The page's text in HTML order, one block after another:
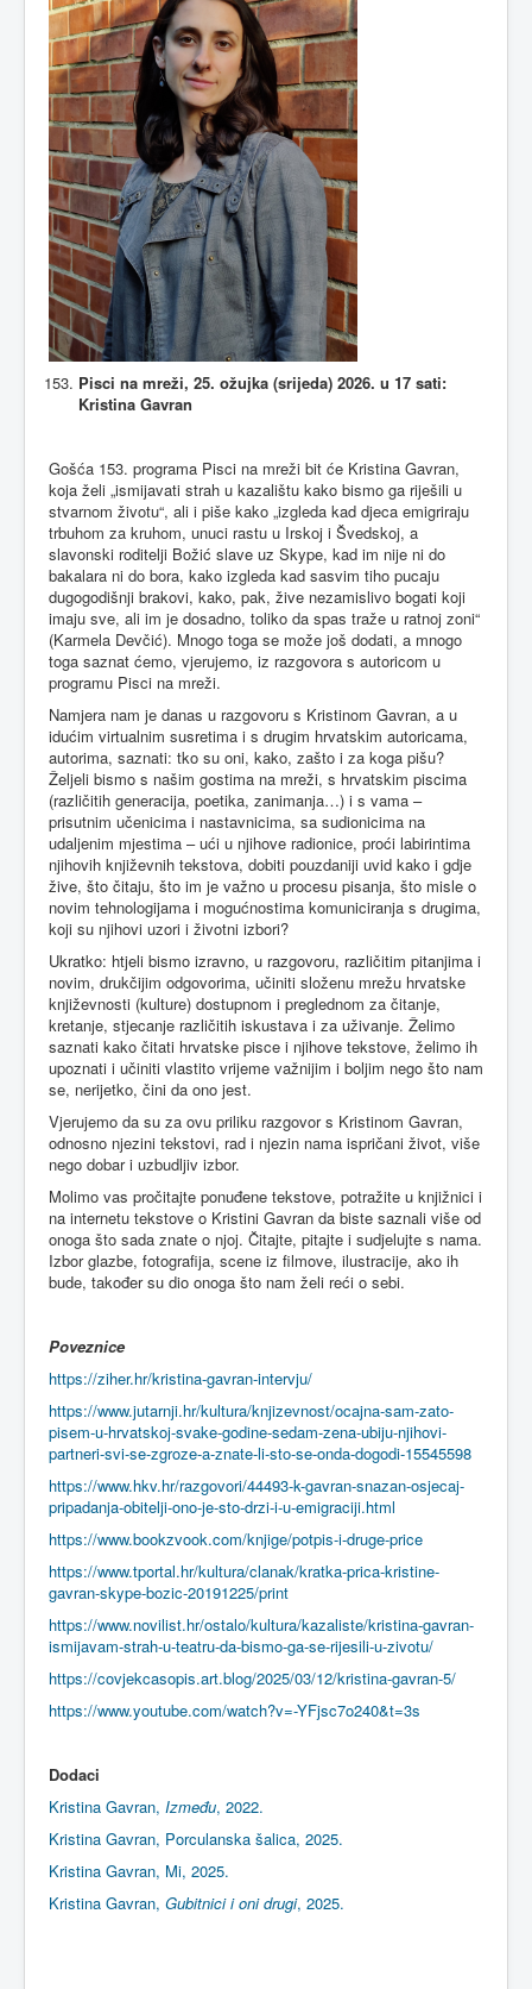
Pisci na mreži, 25. ožujka (srijeda) 2026. u 17 sati:
Kristina Gavran
Gošća 153. programa Pisci na mreži bit će Kristina Gavran,
koja želi „ismijavati strah u kazalištu kako bismo ga riješili u
stvarnom životu“, ali i piše kako „izgleda kad djeca emigriraju
trbuhom za kruhom, unuci rastu u Irskoj i Švedskoj, a
slavonski roditelji Božić slave uz Skype, kad im nije ni do
bakalara ni do bora, kako izgleda kad sasvim tiho pucaju
dugogodišnji brakovi, kako, pak, žive nezamislivo bogati koji
imaju sve, ali im je dosadno, toliko da spas traže u ratnoj zoni“
(Karmela Devčić). Mnogo toga se može još dodati, a mnogo
toga saznat ćemo, vjerujemo, iz razgovora s autoricom u
programu Pisci na mreži.
Namjera nam je danas u razgovoru s Kristinom Gavran, a u
idućim virtualnim susretima i s drugim hrvatskim autoricama,
autorima, saznati: tko su oni, kako, zašto i za koga pišu?
Željeli bismo s našim gostima na mreži, s hrvatskim piscima
(različitih generacija, poetika, zanimanja…) i s vama –
prisutnim učenicima i nastavnicima, sa sudionicima na
udaljenim mjestima – ući u njihove radionice, proći labirintima
njihovih književnih tekstova, dobiti pouzdaniji uvid kako i gdje
žive, što čitaju, što im je važno u procesu pisanja, što misle o
novim tehnologijama i mogućnostima komuniciranja s drugima,
koji su njihovi uzori i životni izbori?
Ukratko: htjeli bismo izravno, u razgovoru, različitim pitanjima i
novim, drukčijim odgovorima, učiniti složenu mrežu hrvatske
književnosti (kulture) dostupnom i preglednom za čitanje,
kretanje, stjecanje različitih iskustava i za uživanje. Želimo
saznati kako čitati hrvatske pisce i njihove tekstove, želimo ih
upoznati i učiniti vlastito vrijeme važnijim i boljim nego što nam
se, nerijetko, čini da ono jest.
Vjerujemo da su za ovu priliku razgovor s Kristinom Gavran,
odnosno njezini tekstovi, rad i njezin nama ispričani život, više
nego dobar i uzbudljiv izbor.
Molimo vas pročitajte ponuđene tekstove, potražite u knjižnici i
na internetu tekstove o Kristini Gavran da biste saznali više od
onoga što sada znate o njoj. Čitajte, pitajte i sudjelujte s nama.
Izbor glazbe, fotografija, scene iz filmove, ilustracije, ako ih
bude, također su dio onoga što nam želi reći o sebi.
Poveznice
https://ziher.hr/kristina-gavran-intervju/
https://www.jutarnji.hr/kultura/knjizevnost/ocajna-sam-zato-
pisem-u-hrvatskoj-svake-godine-sedam-zena-ubiju-njihovi-
partneri-svi-se-zgroze-a-znate-li-sto-se-onda-dogodi-15545598
https://www.hkv.hr/razgovori/44493-k-gavran-snazan-osjecaj-
pripadanja-obitelji-ono-je-sto-drzi-i-u-emigraciji.html
https://www.bookzvook.com/knjige/potpis-i-druge-price
https://www.tportal.hr/kultura/clanak/kratka-prica-kristine-
gavran-skype-bozic-20191225/print
https://www.novilist.hr/ostalo/kultura/kazaliste/kristina-gavran-
ismijavam-strah-u-teatru-da-bismo-ga-se-rijesili-u-zivotu/
https://covjekcasopis.art.blog/2025/03/12/kristina-gavran-5/
https://www.youtube.com/watch?v=-YFjsc7o240&t=3s
Dodaci
Kristina Gavran, Između, 2022.
Kristina Gavran, Porculanska šalica, 2025.
Kristina Gavran, Mi, 2025.
Kristina Gavran, Gubitnici i oni drugi, 2025.